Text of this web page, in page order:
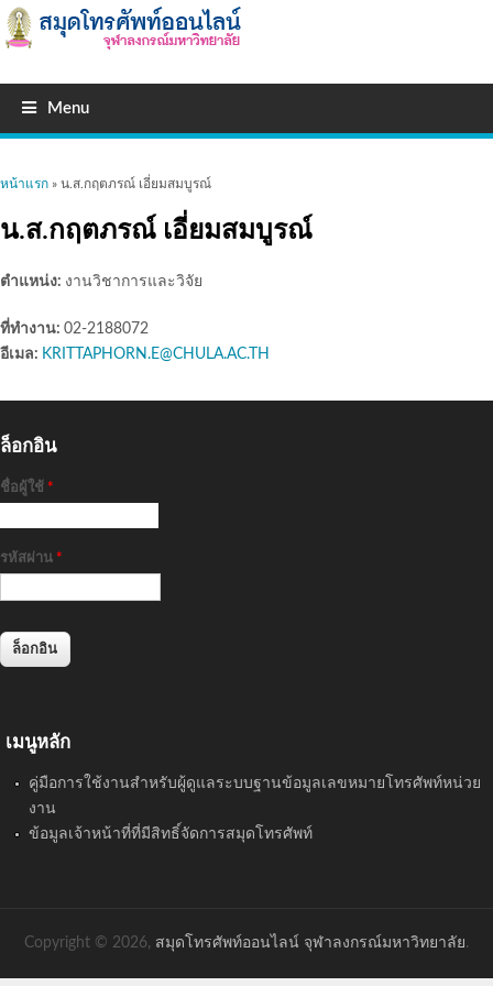
Menu
คุณอยู่ที่นี่
หน้าแรก » น.ส.กฤตภรณ์ เอี่ยมสมบูรณ์
น.ส.กฤตภรณ์ เอี่ยมสมบูรณ์
ตำแหน่ง: งานวิชาการและวิจัย
ที่ทำงาน: 02-2188072
อีเมล: KRITTAPHORN.E@CHULA.AC.TH
ล็อกอิน
ชื่อผู้ใช้ *
รหัสผ่าน *
เมนูหลัก
คู่มือการใช้งานสำหรับผู้ดูแลระบบฐานข้อมูลเลขหมายโทรศัพท์หน่วย
งาน
ข้อมูลเจ้าหน้าที่ที่มีสิทธิ์จัดการสมุดโทรศัพท์
Copyright © 2026, สมุดโทรศัพท์ออนไลน์ จุฬาลงกรณ์มหาวิทยาลัย.